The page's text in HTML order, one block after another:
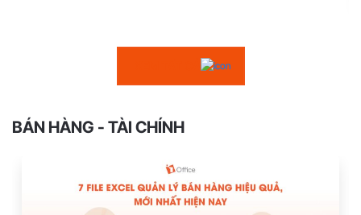
BÁN HÀNG - TÀI CHÍNH